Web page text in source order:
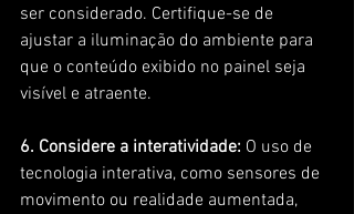
ser considerado. Certifique-se de
ajustar a iluminação do ambiente para
que o conteúdo exibido no painel seja
visível e atraente.
6. Considere a interatividade: O uso de
tecnologia interativa, como sensores de
movimento ou realidade aumentada,